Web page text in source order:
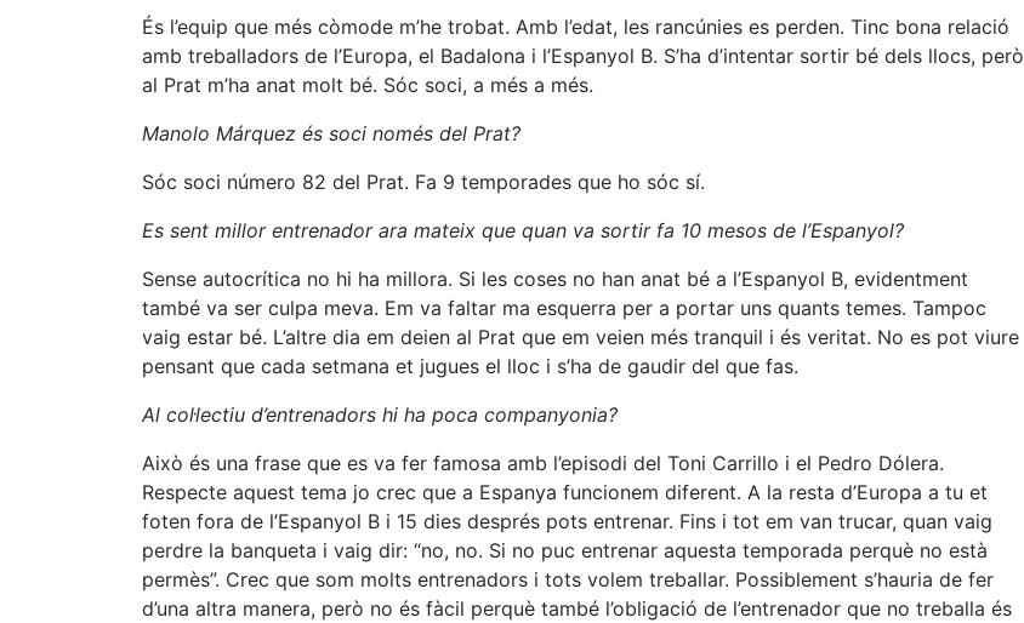
És l’equip que més còmode m’he trobat. Amb l’edat, les rancúnies es perden. Tinc bona relació
amb treballadors de l’Europa, el Badalona i l’Espanyol B. S’ha d’intentar sortir bé dels llocs, però
al Prat m’ha anat molt bé. Sóc soci, a més a més.
Manolo Márquez és soci només del Prat?
Sóc soci número 82 del Prat. Fa 9 temporades que ho sóc sí.
Es sent millor entrenador ara mateix que quan va sortir fa 10 mesos de l’Espanyol?
Sense autocrítica no hi ha millora. Si les coses no han anat bé a l’Espanyol B, evidentment
també va ser culpa meva. Em va faltar ma esquerra per a portar uns quants temes. Tampoc
vaig estar bé. L’altre dia em deien al Prat que em veien més tranquil i és veritat. No es pot viure
pensant que cada setmana et jugues el lloc i s’ha de gaudir del que fas.
Al col·lectiu d’entrenadors hi ha poca companyonia?
Això és una frase que es va fer famosa amb l’episodi del Toni Carrillo i el Pedro Dólera.
Respecte aquest tema jo crec que a Espanya funcionem diferent. A la resta d’Europa a tu et
foten fora de l’Espanyol B i 15 dies després pots entrenar. Fins i tot em van trucar, quan vaig
perdre la banqueta i vaig dir: “no, no. Si no puc entrenar aquesta temporada perquè no està
permès”. Crec que som molts entrenadors i tots volem treballar. Possiblement s’hauria de fer
d’una altra manera, però no és fàcil perquè també l’obligació de l’entrenador que no treballa és